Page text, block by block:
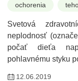
ochorenia
Svetová
neplodnosť
počať dieťa
pohlavnému styku
12.06.2019